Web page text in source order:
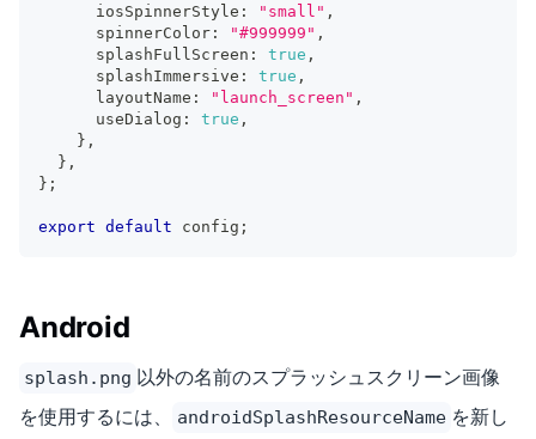
      iosSpinnerStyle
: "small" ,
      spinnerColor
: "#999999" ,
      splashFullScreen
: true ,
      splashImmersive
: true ,
      layoutName
: "launch_screen" ,
      useDialog
: true ,
} ,
} ,
} ;
export default config ;
Android
splash.png 以外の名前のスプラッシュスクリーン画像
を使用するには、
androidSplashResourceName を新し